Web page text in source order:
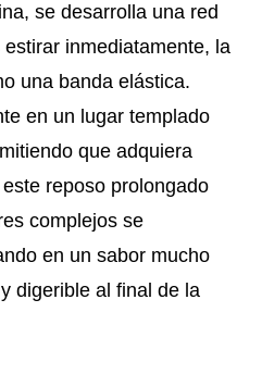
se desarrolla una red
inmediatamente, la
una banda elástica.
en un lugar templado
que adquiera
reposo prolongado
complejos se
en un sabor mucho
digerible al final de la